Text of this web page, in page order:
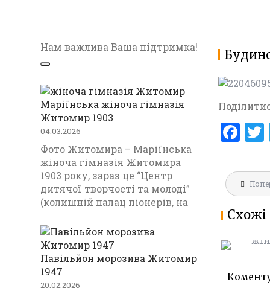
F
ce
b
o
k
записів
Схожі
1903
Нам важлива Ваша підтримка!
Маріїнська жіноча гімназія
Житомир 1903
04.03.2026
Фото Житомира – Маріїнська
жіноча гімназія Житомира
1903 року, зараз це “Центр
дитячої творчості та молоді”
(колишній палац піонерів, на
Павільйон морозива Житомир
1947
20.02.2026